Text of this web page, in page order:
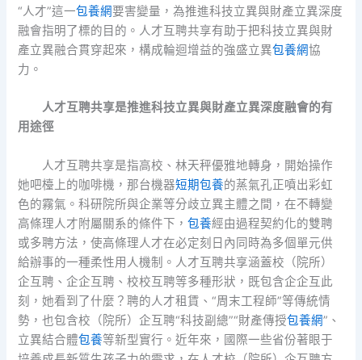
“人才”這一包養網要害變量，為推進科技立異與財產立異深度
融會指明了標的目的。人才互聘共享有助于把科技立異與財
產立異融合貫穿起來，構成輪迴增益的強盛立異包養網協
力。
人才互聘共享是推進科技立異與財產立異深度融會的有
用途徑
人才互聘共享是指高校、林天秤優雅地轉身，開始操作
她吧檯上的咖啡機，那台機器短期包養的蒸氣孔正噴出彩虹
色的霧氣。科研院所與企業等分歧立異主體之間，在不轉變
高條理人才附屬關系的條件下，包養經由過程契約化的雙聘
或多聘方法，使高條理人才在必定刻日內同時為多個單元供
給辦事的一種柔性用人機制。人才互聘共享涵蓋校（院所）
企互聘、企企互聘、校校互聘等多種形狀，既包含企企互此
刻，她看到了什麼？聘的人才租賃、“周末工程師”等傳統情
勢，也包含校（院所）企互聘“科技副總”“財產傳授包養網”、
立異結合體包養等新型實行。近年來，國際一些省份著眼于